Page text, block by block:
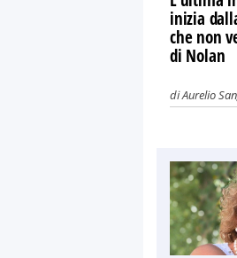
inizia
che non
di Nolan
diAurelio